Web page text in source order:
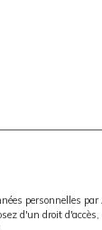
personnelles
d'un droit d'accès,